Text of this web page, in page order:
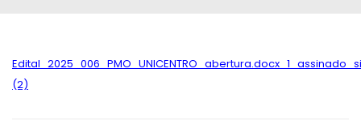
(2)